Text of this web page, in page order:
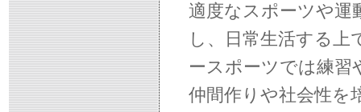
適度なスポーツや運
し、日常生活する
ースポーツでは練
仲間作りや社会性を